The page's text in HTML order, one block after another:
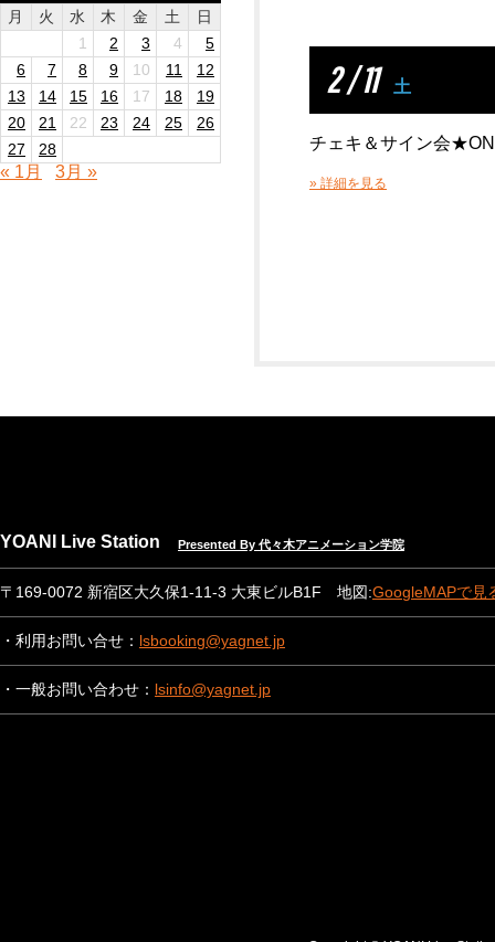
月
火 水 木 金 土
日
1
2 3 4
5
6
7 8 9 10 11
12
13
14 15 16 17 18
19
20
21 22 23 24 25
26
27
28
« 1月 3月 »
2 / 11 土
チェキ＆サイン会
» 詳細を見る
YOANI Live Station Presented By 代々木アニメーション学院
〒169-0072 新宿区大久保1-11-3 大東ビルB1F 地図:GoogleMAPで見
・利用お問い合せ： lsbooking@yagnet.jp
・一般お問い合わせ： lsinfo@yagnet.jp